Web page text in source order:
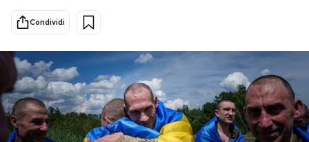
Cultura
Economia
Sport
Mondiali calcio 2026
PODCAST
Condividi